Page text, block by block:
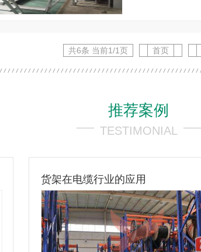
共6条 当前1/1页 首页
推荐案例
TESTIMONIAL
货架在电缆行业的应用